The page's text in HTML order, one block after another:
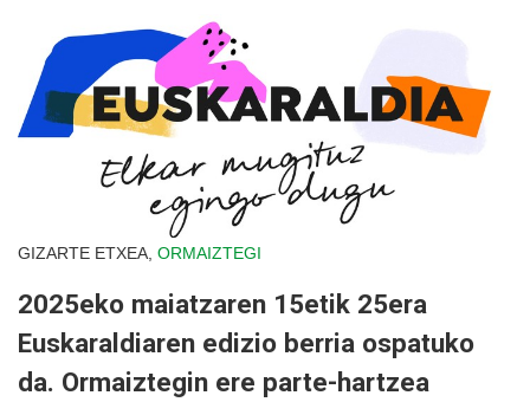
GIZARTE ETXEA, ORMAIZTEGI
2025eko maiatzaren 15etik 25era
Euskaraldiaren edizio berria ospatuko
da. Ormaiztegin ere parte-hartzea